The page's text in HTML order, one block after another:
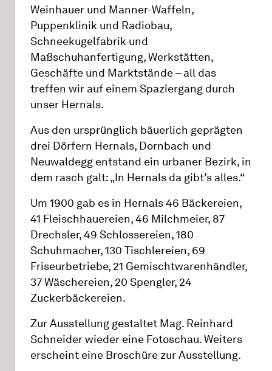
Weinhauer und Manner-Waffeln,
Puppenklinik und Radiobau,
Schneekugelfabrik und
Maßschuhanfertigung, Werkstätten,
Geschäfte und Marktstände – all das
treffen wir auf einem Spaziergang durch
unser Hernals.
Aus den ursprünglich bäuerlich geprägten
drei Dörfern Hernals, Dornbach und
Neuwaldegg entstand ein urbaner Bezirk, in
dem rasch galt: „In Hernals da gibt’s alles.“
Um 1900 gab es in Hernals 46 Bäckereien,
41 Fleischhauereien, 46 Milchmeier, 87
Drechsler, 49 Schlossereien, 180
Schuhmacher, 130 Tischlereien, 69
Friseurbetriebe, 21 Gemischtwarenhändler,
37 Wäschereien, 20 Spengler, 24
Zuckerbäckereien.
Zur Ausstellung gestaltet Mag. Reinhard
Schneider wieder eine Fotoschau. Weiters
erscheint eine Broschüre zur Ausstellung.